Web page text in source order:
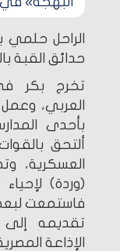
الراحل
حدائق القبة
تخرج بكر
العربي،
بأحدى
ألتحق
العسكرية،
(وردة)
فاستمعت
تقديمه
الإذاعة